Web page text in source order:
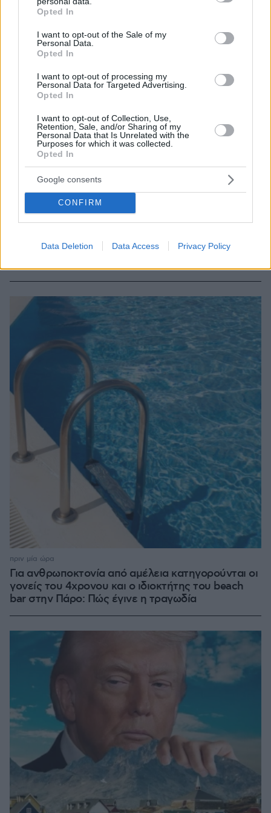
grant or deny consent to Google and its third-party tags to
use your data for below specified purposes in below Google
consent section.
Opted In
I want to opt-out of the Sale of my
Personal Data.
Opted In
I want to opt-out of processing my
Personal Data for Targeted Advertising.
Opted In
I want to opt-out of Collection, Use,
Retention, Sale, and/or Sharing of my
Personal Data that Is Unrelated with the
Purposes for which it was collected.
Opted In
Google consents
CONFIRM
Data Deletion Data Access Privacy Policy
Μυστήριο 3.500 ετών στη Σαντορίνη: Ο 15χρονος
που δεν πρόλαβε να ξεφύγει από το τσουνάμι
μπορεί ν' αλλάξει τη χρονολογία της μεγάλης
08.08.2026, 18:08
Για ανθρωποκτονία από αμέλεια κατηγορούνται οι
γονείς του 4χρονου και ο ιδιοκτήτης του beach
bar στην Πάρο: Πώς έγινε η τραγωδία
πριν μία ώρα